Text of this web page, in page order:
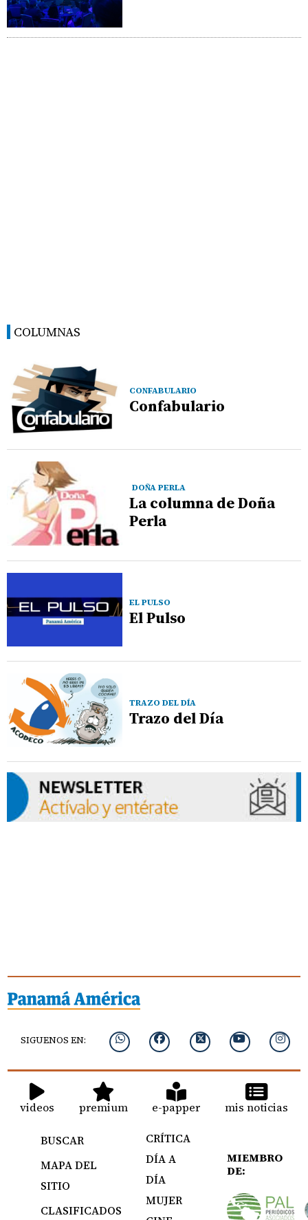
COLUMNAS
CONFABULARIO
Confabulario
DOÑA PERLA
La columna de Doña
Perla
EL PULSO
El Pulso
TRAZO DEL DÍA
Trazo del Día
SIGUENOS EN:
videos premium e-papper mis noticias
BUSCAR
MAPA DEL
SITIO
CLASIFICADOS
CRÍTICA
DÍA A
DÍA
MUJER
MIEMBRO
DE: